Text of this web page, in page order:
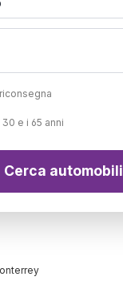
e i 65 anni
Cerca automobili